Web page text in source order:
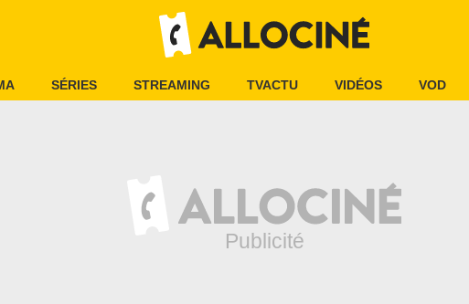
SÉRIES STREAMING TVACTU VIDÉOS VOD